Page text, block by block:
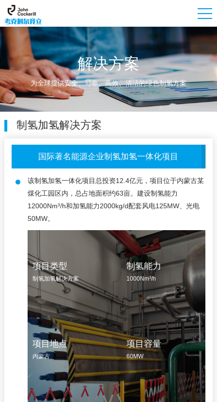
解决方案
为全球提供安全、可靠、高效、清洁的绿色制氢方案
制氢加氢解决方案
国际著名能源企业制氢加氢一体化项目
该制氢加氢一体化项目总投资12.4亿元，项目位于内蒙古某
煤化工园区内，总占地面积约63亩。建设制氢能力
12000Nm³/h和加氢能力2000kg/d配套风电125MW、光电
50MW。
项目类型
制氢加氢解决方案
制氢能力
1000Nm³/h
项目地点
内蒙古
项目容量
60MW